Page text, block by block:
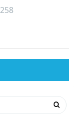
258